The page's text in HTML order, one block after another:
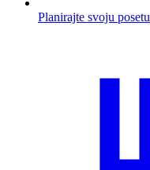
Planirajte svoju posetu